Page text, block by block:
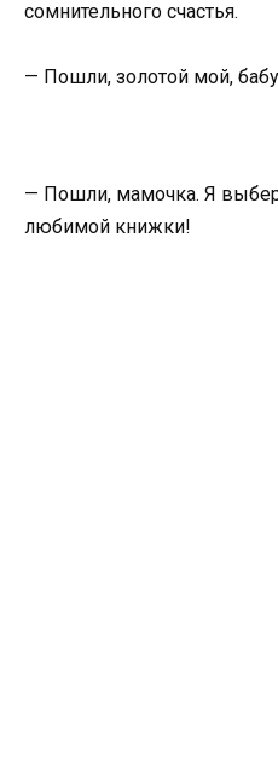
сомнительного счастья.
— Пошли, золотой мой,
— Пошли, мамочка. Я
любимой книжки!